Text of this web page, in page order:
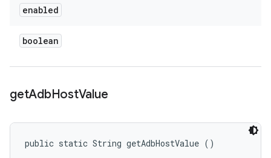
enabled
boolean
getAdbHostValue
public static String getAdbHostValue ()